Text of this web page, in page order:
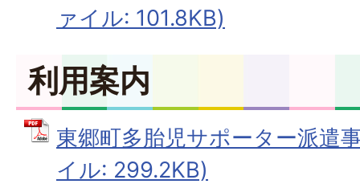
ァイル: 101.8KB)
利用案内
東郷町多胎児サポーター派遣
イル: 299.2KB)